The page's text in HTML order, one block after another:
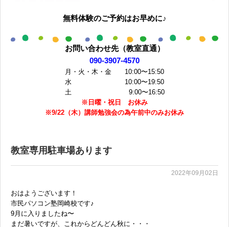
無料体験のご予約はお早めに♪
お問い合わせ先（教室直通）
090-3907-4570
月・火・木・金 10:00〜15:50
水 10:00〜19:50
土 9:00〜16:50
※日曜・祝日 お休み
※9/22（木）講師勉強会の為午前中のみお休み
教室専用駐車場あります
2022年09月02日
おはようございます！
市民パソコン塾岡崎校です♪
9月に入りましたね〜
まだ暑いですが、これからどんどん秋に・・・